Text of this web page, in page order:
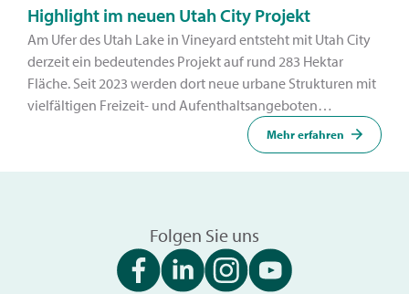
Highlight im neuen Utah City Projekt
Am Ufer des Utah Lake in Vineyard entsteht mit Utah City
derzeit ein bedeutendes Projekt auf rund 283 Hektar
Fläche. Seit 2023 werden dort neue urbane Strukturen mit
vielfältigen Freizeit- und Aufenthaltsangeboten
umgesetzt – ein zentraler Bestandteil ist der Greenline
Mehr erfahren
Folgen Sie uns